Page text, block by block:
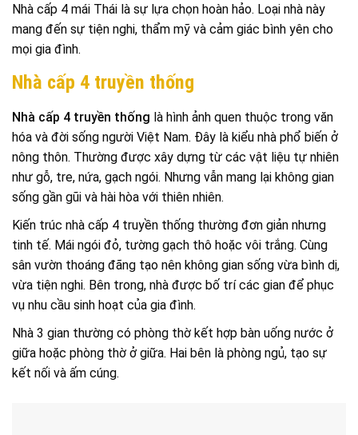
Nhà cấp 4 mái Thái là sự lựa chọn hoàn hảo. Loại nhà này
mang đến sự tiện nghi, thẩm mỹ và cảm giác bình yên cho
mọi gia đình.
Nhà cấp 4 truyền thống
Nhà cấp 4 truyền thống là hình ảnh quen thuộc trong văn
hóa và đời sống người Việt Nam. Đây là kiểu nhà phổ biến ở
nông thôn. Thường được xây dựng từ các vật liệu tự nhiên
như gỗ, tre, nứa, gạch ngói. Nhưng vẫn mang lại không gian
sống gần gũi và hài hòa với thiên nhiên.
Kiến trúc nhà cấp 4 truyền thống thường đơn giản nhưng
tinh tế. Mái ngói đỏ, tường gạch thô hoặc vôi trắng. Cùng
sân vườn thoáng đãng tạo nên không gian sống vừa bình dị,
vừa tiện nghi. Bên trong, nhà được bố trí các gian để phục
vụ nhu cầu sinh hoạt của gia đình.
Nhà 3 gian thường có phòng thờ kết hợp bàn uống nước ở
giữa hoặc phòng thờ ở giữa. Hai bên là phòng ngủ, tạo sự
kết nối và ấm cúng.